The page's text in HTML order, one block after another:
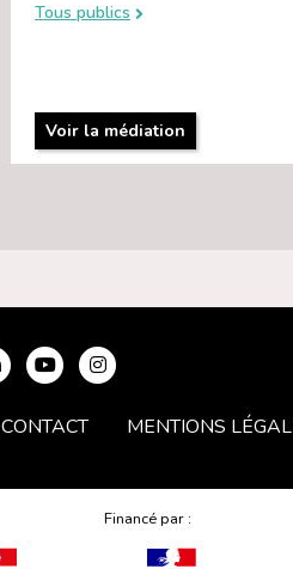
Tous publics
Voir la médiation
CONTACT MENTIONS
Financé par :